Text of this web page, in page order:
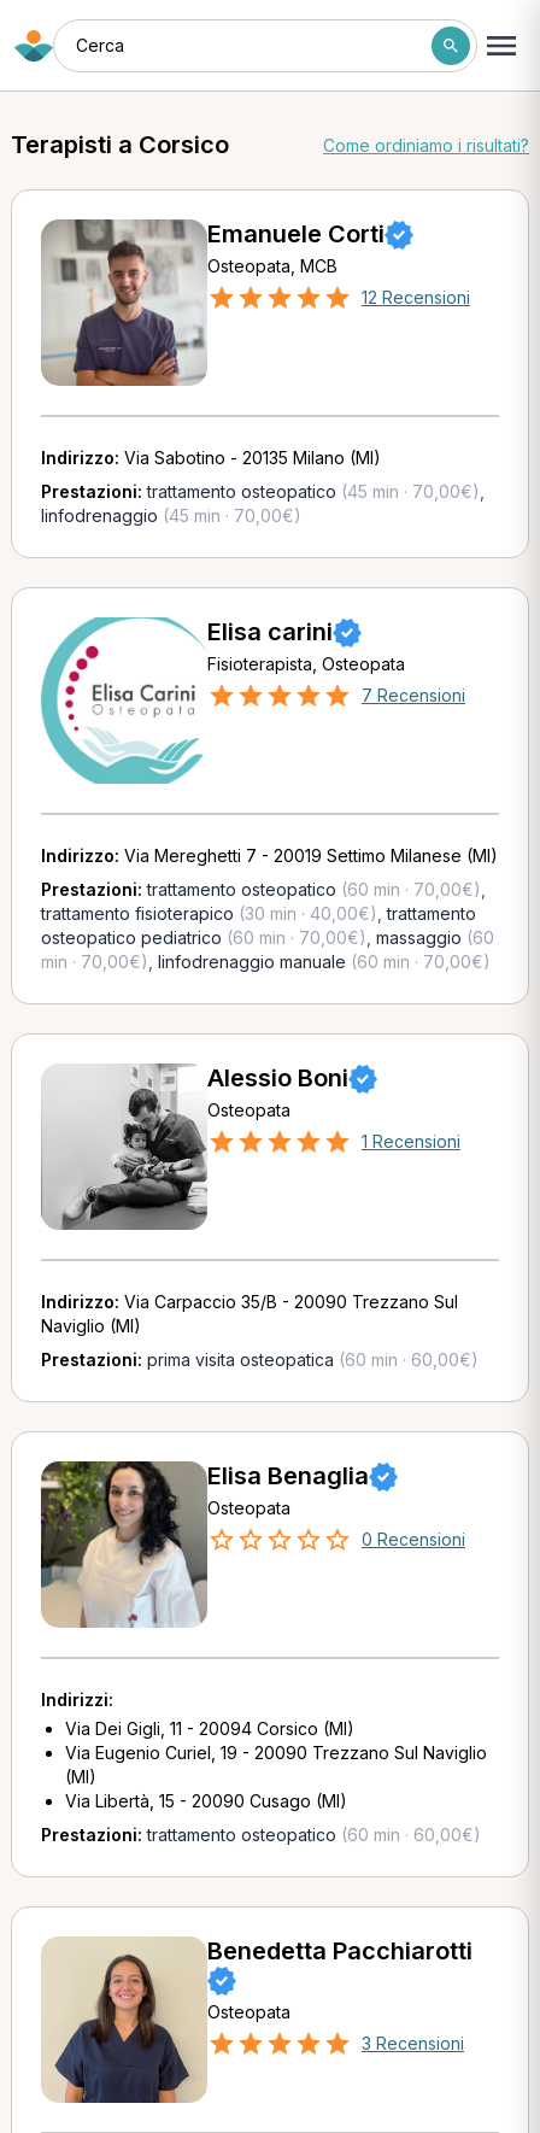
Cerca
Terapisti a Corsico Come ordiniamo i risultati?
Emanuele Corti
Osteopata, MCB
12 Recensioni
Indirizzo: Via Sabotino - 20135 Milano (MI)
Prestazioni:trattamento osteopatico (45 min · 70,00€)
linfodrenaggio (45 min · 70,00€)
Elisa carini
Fisioterapista, Osteopata
7 Recensioni
Indirizzo: Via Mereghetti 7 - 20019 Settimo Milanese (MI)
Prestazioni:trattamento osteopatico (60 min · 70,00€)
trattamento fisioterapico (30 min · 40,00€) ,trattamento
osteopatico pediatrico (60 min · 70,00€) massaggio (60
min · 70,00€) linfodrenaggio manuale (60 min · 70,00€)
Alessio Boni
Osteopata
1 Recensioni
Indirizzo: Via Carpaccio 35/B - 20090 Trezzano Sul
Naviglio (MI)
Prestazioni: prima visita osteopatica (60 min · 60,00€)
Elisa Benaglia
Osteopata
0 Recensioni
Indirizzi:
Via Dei Gigli, 11 - 20094 Corsico (MI)
Via Eugenio Curiel, 19 - 20090 Trezzano Sul Naviglio
(MI)
Via Libertà, 15 - 20090 Cusago (MI)
Prestazioni:trattamento osteopatico (60 min · 60,00€)
Benedetta Pacchiarotti
Osteopata
3 Recensioni